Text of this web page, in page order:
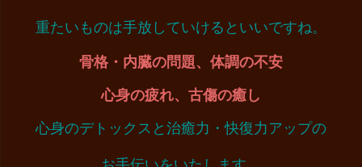
重たいものは手放していけるといいですね。
骨格・内臓の問題、 体調の不安
心身の疲れ、 古傷の癒し
心身のデトックスと治癒力・快復力アップの